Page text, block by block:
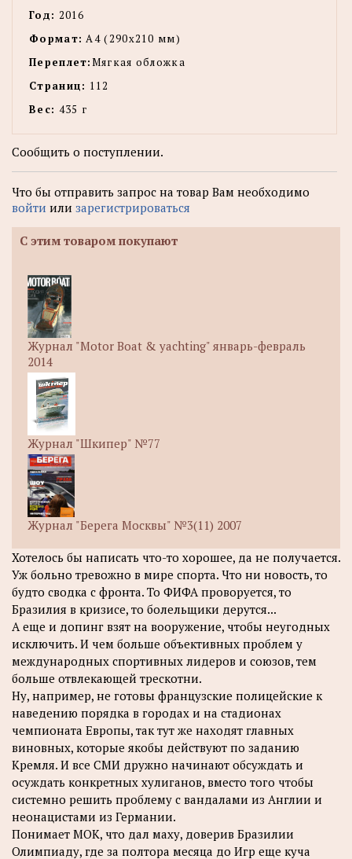
Год: 2016
Формат: А4 (290х210 мм)
Переплет:Мягкая обложка
Страниц: 112
Вес: 435 г
Сообщить о поступлении.
Что бы отправить запрос на товар Вам необходимо
войти или зарегистрироваться
С этим товаром покупают
Журнал "Motor Boat & yachting" январь-февраль
2014
Журнал "Шкипер" №77
Журнал "Берега Москвы" №3(11) 2007
Хотелось бы написать что-то хорошее, да не получается.
Уж больно тревожно в мире спорта. Что ни новость, то
будто сводка с фронта. То ФИФА проворуется, то
Бразилия в кризисе, то болельщики дерутся...
А еще и допинг взят на вооружение, чтобы неугодных
исключить. И чем больше объективных проблем у
международных спортивных лидеров и союзов, тем
больше отвлекающей трескотни.
Ну, например, не готовы французские полицейские к
наведению порядка в городах и на стадионах
чемпионата Европы, так тут же находят главных
виновных, которые якобы действуют по заданию
Кремля. И все СМИ дружно начинают обсуждать и
осуждать конкретных хулиганов, вместо того чтобы
системно решить проблему с вандалами из Англии и
неонацистами из Германии.
Понимает МОК, что дал маху, доверив Бразилии
Олимпиаду, где за полтора месяца до Игр еще куча